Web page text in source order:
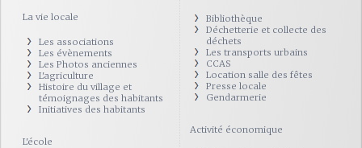
La vie locale
Les associations
Les évènements
Les Photos anciennes
L'agriculture
Histoire du village et
témoignages des habitants
Initiatives des habitants
L'école
Bibliothèque
Déchetterie et collecte des
déchets
Les transports urbains
CCAS
Location salle des fêtes
Presse locale
Gendarmerie
Activité économique